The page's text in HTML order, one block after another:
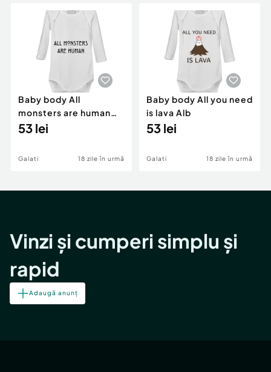
Servicii
Animale de companie
Afaceri și echipamente profesionale
Inchiriere Bunuri si Vehicule
Utilaje agricole si industriale
Piese auto si accesorii
Dacia Duster
Baby body All
monsters are human
Alb
53 lei
Galati 18 zile în urmă
Baby body All you need
is lava Alb
53 lei
Galati 18 zile în urmă
Vinzi și cumperi simplu și
rapid
Adaugă anunț